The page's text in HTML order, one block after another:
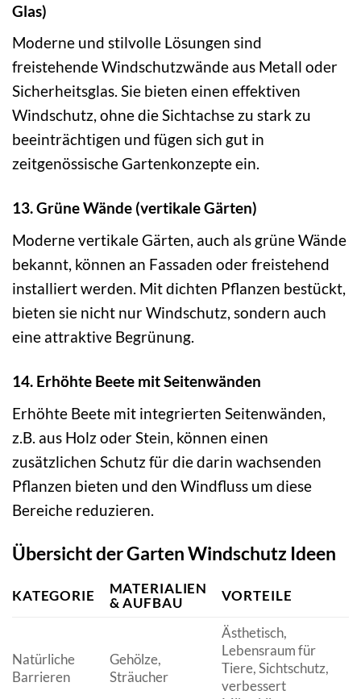
Glas)
Moderne und stilvolle Lösungen sind
freistehende Windschutzwände aus Metall oder
Sicherheitsglas. Sie bieten einen effektiven
Windschutz, ohne die Sichtachse zu stark zu
beeinträchtigen und fügen sich gut in
zeitgenössische Gartenkonzepte ein.
13. Grüne Wände (vertikale Gärten)
Moderne vertikale Gärten, auch als grüne Wände
bekannt, können an Fassaden oder freistehend
installiert werden. Mit dichten Pflanzen bestückt,
bieten sie nicht nur Windschutz, sondern auch
eine attraktive Begrünung.
14. Erhöhte Beete mit Seitenwänden
Erhöhte Beete mit integrierten Seitenwänden,
z.B. aus Holz oder Stein, können einen
zusätzlichen Schutz für die darin wachsenden
Pflanzen bieten und den Windfluss um diese
Bereiche reduzieren.
Übersicht der Garten Windschutz Ideen
KATEGORIE
MATERIALIEN
& AUFBAU
VORTEILE
Natürliche
Barrieren
Gehölze,
Sträucher
Ästhetisch,
Lebensraum für
Tiere, Sichtschutz,
verbessert